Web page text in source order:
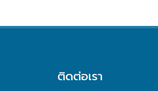
ติดต่อเรา